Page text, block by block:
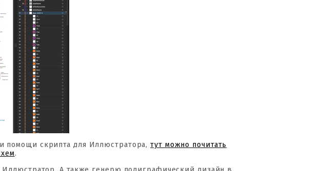
помощи скрипта для Иллюстратора,тут можно почитать
.